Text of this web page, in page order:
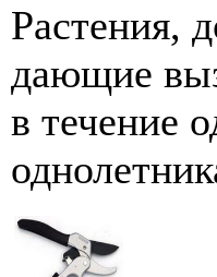
Растения,
дающие
в течение